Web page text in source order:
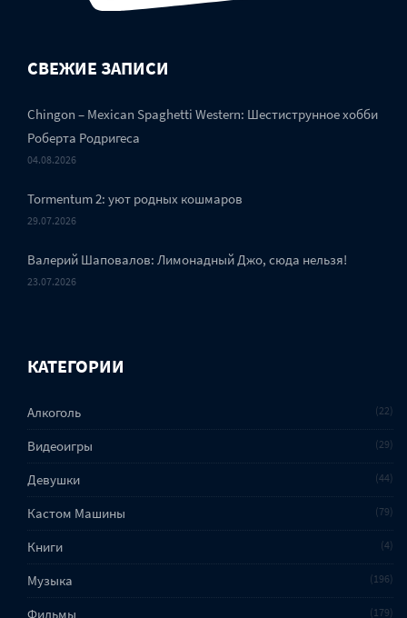
СВЕЖИЕ ЗАПИСИ
Chingon – Mexican Spaghetti Western: Шестиструнное хобби
Роберта Родригеса
04.08.2026
Tormentum 2: уют родных кошмаров
29.07.2026
Валерий Шаповалов: Лимонадный Джо, сюда нельзя!
23.07.2026
КАТЕГОРИИ
Алкоголь 22
Видеоигры 29
Девушки 44
Кастом Машины 79
Книги 4
Музыка 196
Фильмы 179